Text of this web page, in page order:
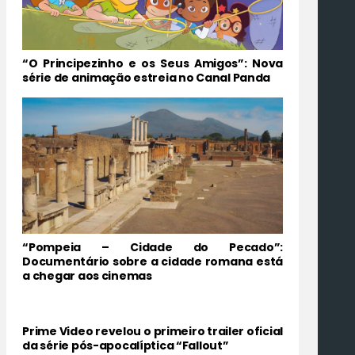
“O Principezinho e os Seus Amigos”: Nova
série de animação estreia no Canal Panda
“Pompeia – Cidade do Pecado”:
Documentário sobre a cidade romana está
a chegar aos cinemas
Prime Video revelou o primeiro trailer oficial
da série pós-apocalíptica “Fallout”